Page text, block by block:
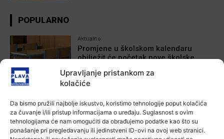
Upravljanje pristankom za
kolačiće
Da bismo pružili najbolje iskustvo, koristimo tehnologije poput kolačića
za čuvanje i/ili pristup informacijama o uređaju. Suglasnost s ovim
tehnologijama će nam omogućiti da obrađujemo podatke kao što su
ponašanje pri pregledavanju ili jedinstveni ID-ovi na ovoj web stranici.
POPULARNO
Aktualno
Promjene u školskom kalendaru
obilježit će početak nove školske
Ana Tokić - 20 kolovoza, 2025
Program “Nagradimo najbolja
sportska dostignuća”
Plava vinkovačka - 22 studenoga, 2022